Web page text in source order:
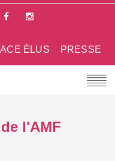
PRESSE
ÉLUS
l'AMF